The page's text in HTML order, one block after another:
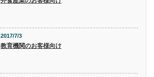
2017/7/3
教育機関のお客様向け